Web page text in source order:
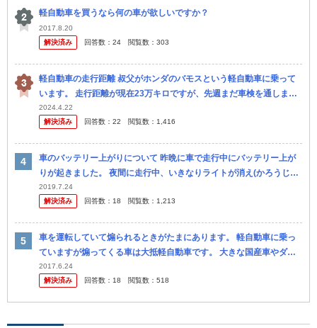
軽自動車を買うなら何の車が欲しいですか？
2017.8.20
解決済み
回答数： 24 閲覧数： 303
軽自動車の走行距離 叔父がホンダのバモスという軽自動車に乗って
います。 走行距離が現在23万キロですが、先週まだ車検を通しまし
た。 普段はオイルとエレメントの交換くらいで、車検の時にその都
度...
2024.4.22
解決済み
回答数： 22 閲覧数： 1,416
車のバッテリー上がりについて 昨晩に車で走行中にバッテリー上が
りが起きました。 夜間に走行中、いきなりライトが消え(かろうじて
点いてる状態)電力がかなり落ちました。 止まったらエンストし
て、...
2019.7.24
解決済み
回答数： 18 閲覧数： 1,213
車を運転していて煽られるときがたまにあります。 軽自動車に乗っ
ていますが煽ってくる車は大抵軽自動車です。 大きな国産車やダン
プやトラックには煽られたことがありません。 覚えていないだけで
多分...
2017.6.24
解決済み
回答数： 18 閲覧数： 518